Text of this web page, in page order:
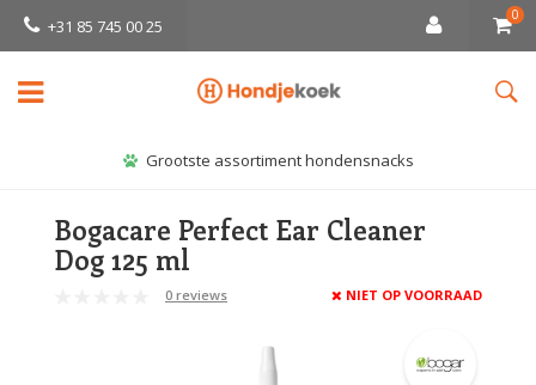
+31 85 745 00 25
0
Grootste assortiment hondensnacks
Bogacare Perfect Ear Cleaner
Dog 125 ml
0 reviews NIET OP VOORRAAD